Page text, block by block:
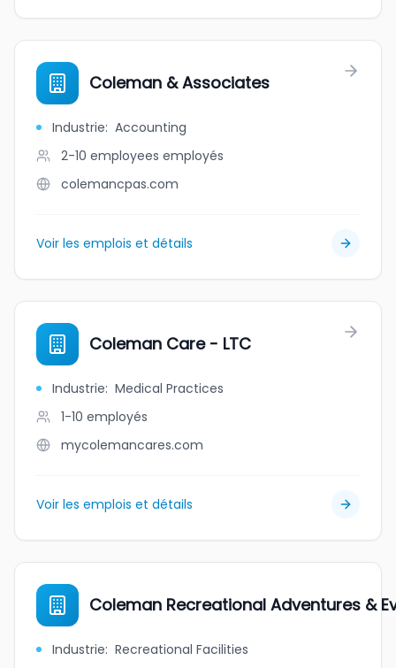
Coleman & Associates
Industrie: Accounting
2-10 employees employés
colemancpas.com
Voir les emplois et détails
Coleman Care - LTC
Industrie: Medical Practices
1-10 employés
mycolemancares.com
Voir les emplois et détails
Coleman Recreational Adventures &
Industrie: Recreational Facilities